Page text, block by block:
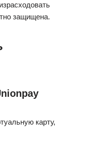
защищена.
карту,